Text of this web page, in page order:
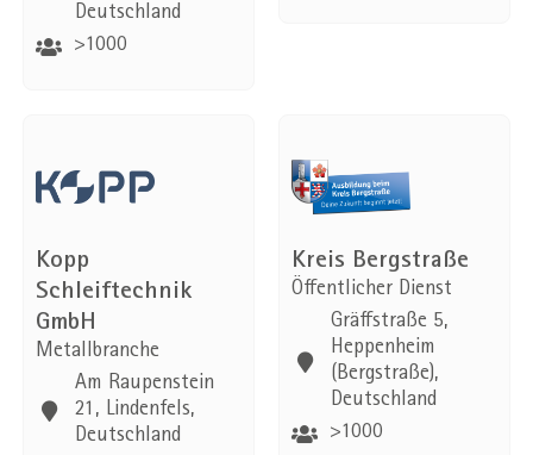
Deutschland
>1000
Kopp
Schleiftechnik
GmbH
Metallbranche
Am Raupenstein
21, Lindenfels,
Deutschland
Kreis Bergstraße
Öffentlicher Dienst
Gräffstraße 5,
Heppenheim
(Bergstraße),
Deutschland
>1000